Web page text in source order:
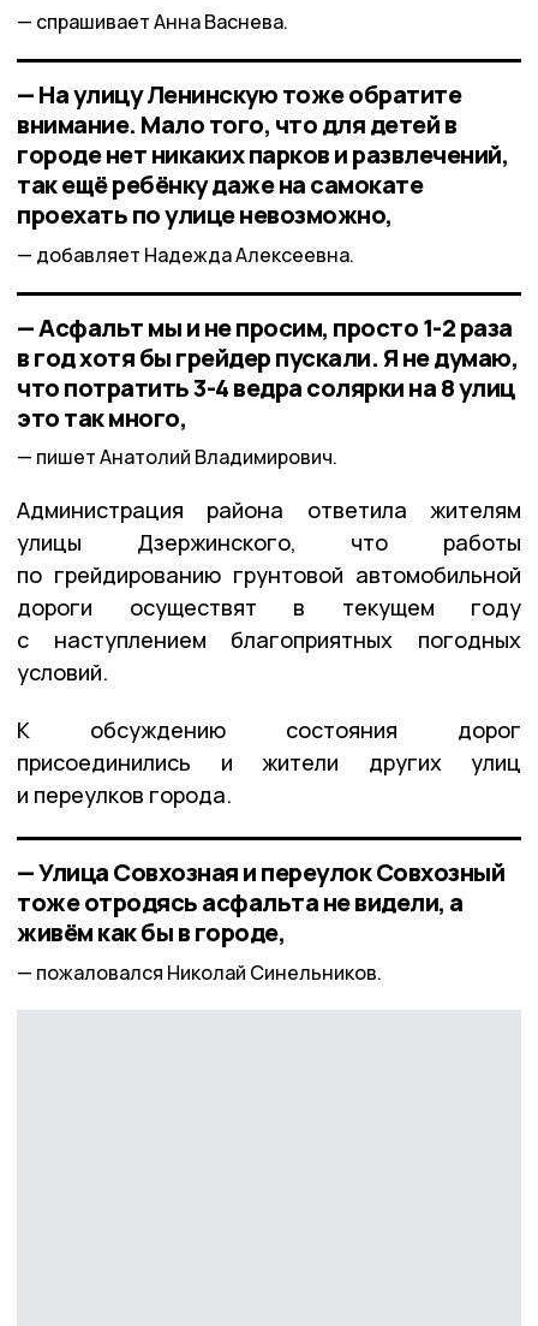
спрашивает Анна Васнева.
— На улицу Ленинскую тоже обратите
внимание. Мало того, что для детей в
городе нет никаких парков и развлечений,
так ещё ребёнку даже на самокате
проехать по улице невозможно,
добавляет Надежда Алексеевна.
— Асфальт мы и не просим, просто 1-2 раза
в год хотя бы грейдер пускали. Я не думаю,
что потратить 3-4 ведра солярки на 8 улиц
это так много,
пишет Анатолий Владимирович.
Администрация района ответила жителям
улицы Дзержинского, что работы
по грейдированию грунтовой автомобильной
дороги осуществят в текущем году
с наступлением благоприятных погодных
условий.
К обсуждению состояния дорог
присоединились и жители других улиц
и переулков города.
— Улица Совхозная и переулок Совхозный
тоже отродясь асфальта не видели, а
живём как бы в городе,
пожаловался Николай Синельников.